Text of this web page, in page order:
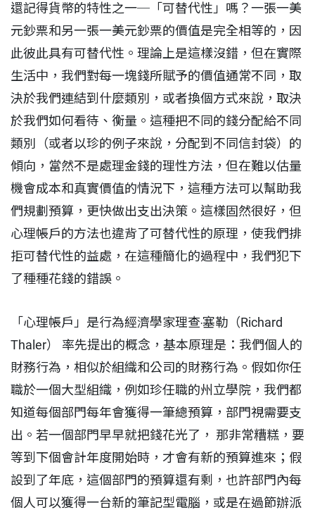
還記得貨幣的特性之一─「可替代性」嗎？一張一美
元鈔票和另一張一美元鈔票的價值是完全相等的，因
此彼此具有可替代性。理論上是這樣沒錯，但在實際
生活中，我們對每一塊錢所賦予的價值通常不同，取
決於我們連結到什麼類別，或者換個方式來說，取決
於我們如何看待、衡量。這種把不同的錢分配給不同
類別（或者以珍的例子來說，分配到不同信封袋）的
傾向，當然不是處理金錢的理性方法，但在難以估量
機會成本和真實價值的情況下，這種方法可以幫助我
們規劃預算，更快做出支出決策。這樣固然很好，但
心理帳戶的方法也違背了可替代性的原理，使我們排
拒可替代性的益處，在這種簡化的過程中，我們犯下
了種種花錢的錯誤。
「心理帳戶」是行為經濟學家理查‧塞勒（Richard
Thaler） 率先提出的概念，基本原理是：我們個人的
財務行為，相似於組織和公司的財務行為。假如你任
職於一個大型組織，例如珍任職的州立學院，我們都
知道每個部門每年會獲得一筆總預算，部門視需要支
出。若一個部門早早就把錢花光了， 那非常糟糕，要
等到下個會計年度開始時，才會有新的預算進來；假
設到了年底，這個部門的預算還有剩，也許部門內每
個人可以獲得一台新的筆記型電腦，或是在過節辦派